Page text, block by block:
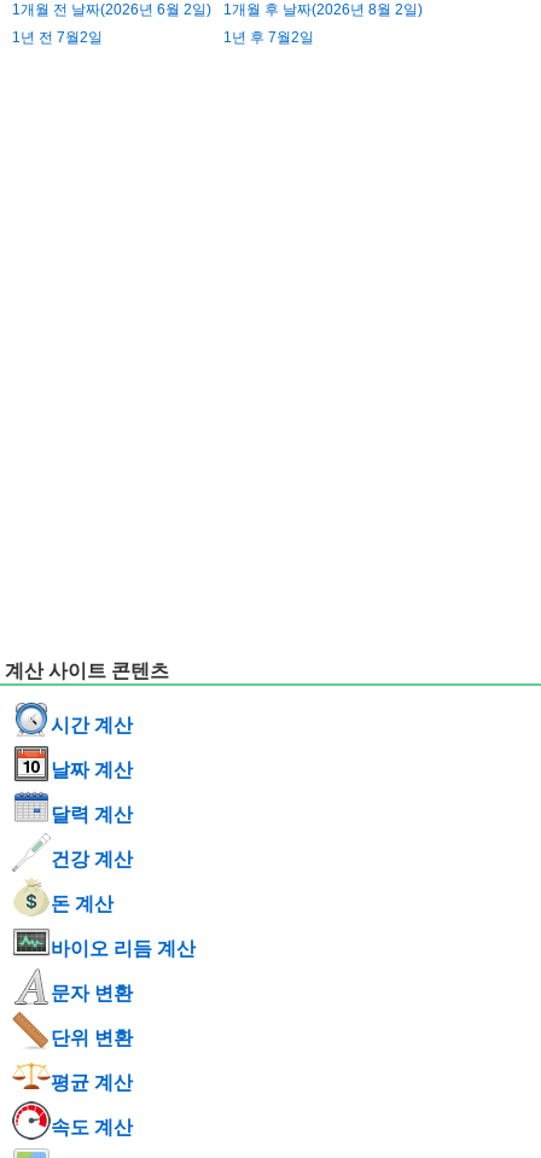
1개월 전 날짜(2026년 6월 2일)
1개월 후 날짜(2026년 8월 2일)
1년 전 7월2일
1년 후 7월2일
계산 사이트 콘텐츠
시간 계산
날짜 계산
달력 계산
건강 계산
돈 계산
바이오 리듬 계산
문자 변환
단위 변환
평균 계산
속도 계산